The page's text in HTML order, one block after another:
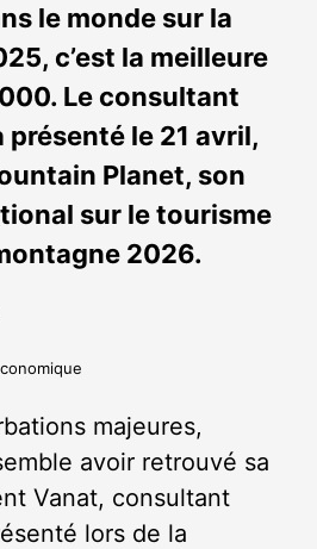
le monde sur la
c’est la meilleure
Le consultant
présenté le 21 avril,
Planet, son
sur le tourisme
2026.
majeures,
avoir retrouvé sa
Vanat, consultant
lors de la